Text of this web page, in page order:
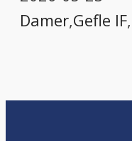
Damer,Gefle IF,